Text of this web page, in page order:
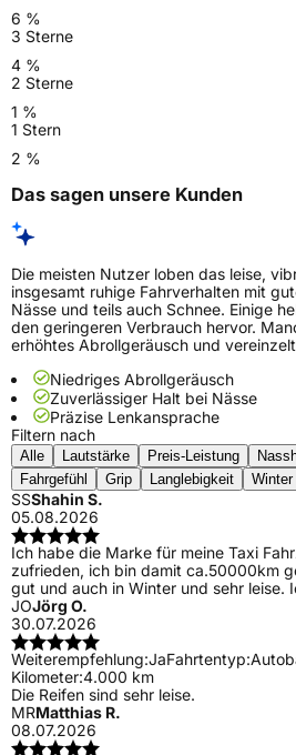
6 %
3 Sterne
4 %
2 Sterne
1 %
1 Stern
2 %
Das sagen unsere Kunden
Die meisten Nutzer loben das leise,
insgesamt ruhige Fahrverhalten mit
Nässe und teils auch Schnee. Einige
den geringeren Verbrauch hervor.
erhöhtes Abrollgeräusch und
Niedriges Abrollgeräusch
Zuverlässiger Halt bei Nässe
Präzise Lenkansprache
Filtern nach
Alle Lautstärke Preis-Leistung
Fahrgefühl
Grip Langlebigkeit Winter
SSShahin S.
05.08.2026
Ich habe die Marke für meine Taxi
zufrieden, ich bin damit ca.50000km
gut und auch in Winter und sehr leise.
JOJörg O.
30.07.2026
Weiterempfehlung:JaFahrtentyp:
Kilometer:4.000 km
Die Reifen sind sehr leise.
MRMatthias R.
08.07.2026